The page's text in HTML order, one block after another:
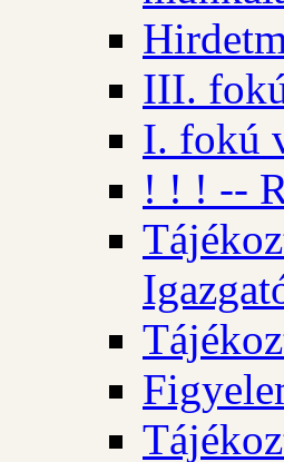
III.
I. fokú
! ! ! --